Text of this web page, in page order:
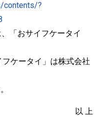
contents/?
「おサイフケータイ
ケータイ」は株式会社
以 上